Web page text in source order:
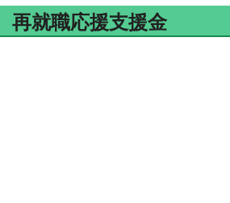
再就職応援支援金